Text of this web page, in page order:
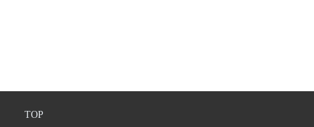
TOP